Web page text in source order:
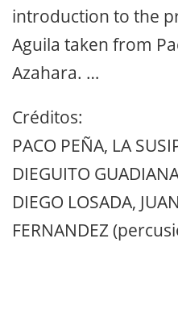
introduction to the
Aguila taken from
Azahara. …
Créditos:
PACO PEÑA, LA
DIEGUITO
DIEGO LOSADA,
FERNANDEZ